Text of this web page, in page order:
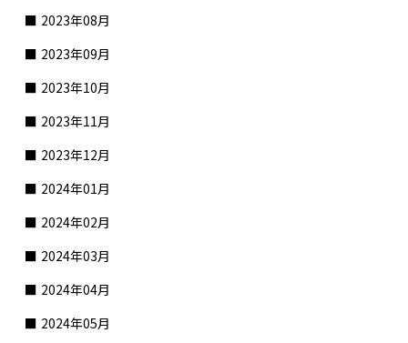
2023年08月
2023年09月
2023年10月
2023年11月
2023年12月
2024年01月
2024年02月
2024年03月
2024年04月
2024年05月